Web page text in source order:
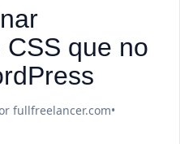
que no
fullfreelancer.com•